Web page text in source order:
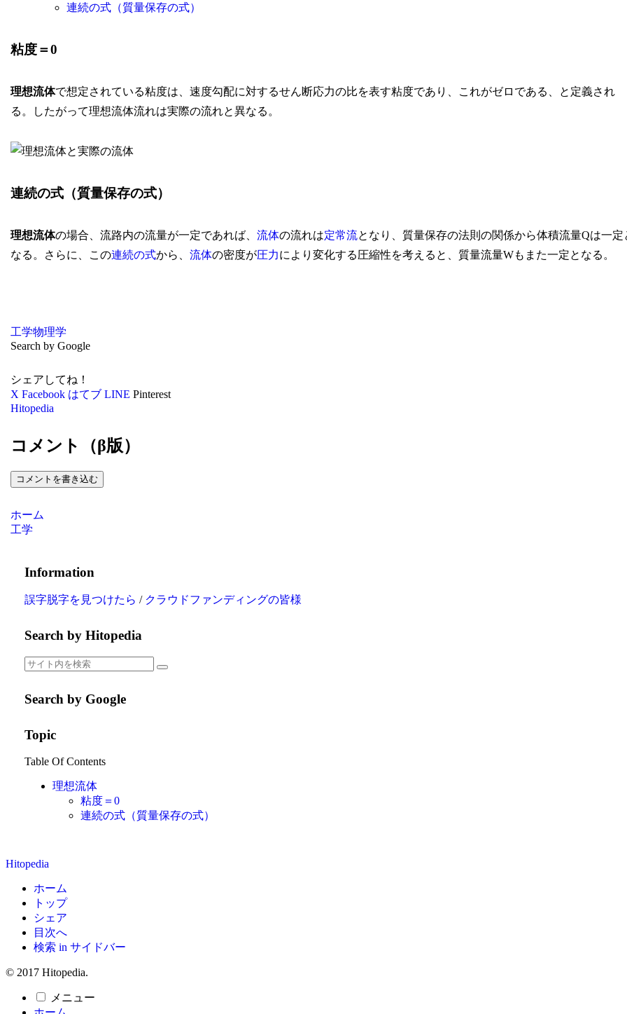
連続の式（質量保存の式）
粘度＝0
理想流体で想定されている粘度は、速度勾配に対するせん断応力の比を表す粘度であり、これがゼロである、と定義され
る。したがって理想流体流れは実際の流れと異なる。
連続の式（質量保存の式）
理想流体の場合、流路内の流量が一定であれば、 流体の流れは定常流となり、質量保存の法則の関係から体積流量Qは一定
なる。さらに、この連続の式から、 流体の密度が圧力により変化する圧縮性を考えると、質量流量Wもまた一定となる。
工学物理学
Search by Google
シェアしてね！
X Facebook はてブ LINE Pinterest
Hitopedia
コメント（β版）
コメントを書き込む
ホーム
工学
Information
誤字脱字を見つけたら / クラウドファンディングの皆様
Search by Hitopedia
Search by Google
Topic
Table Of Contents
理想流体
粘度＝0
連続の式（質量保存の式）
Hitopedia
ホーム
トップ
シェア
目次へ
検索 in サイドバー
© 2017 Hitopedia.
メニュー